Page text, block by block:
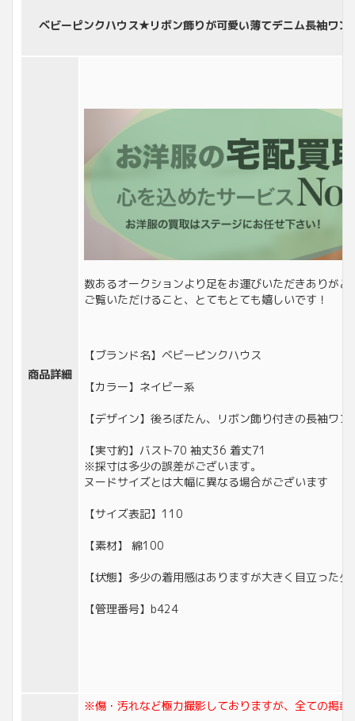
ベビーピンクハウス★リボン飾りが可愛い薄てデニム長袖ワ
商品詳細
数あるオークションより足をお運びいただきありがと
ご覧いただけること、とてもとても嬉しいです！
【ブランド名】ベビーピンクハウス
【カラー】ネイビー系
【デザイン】後ろぼたん、リボン飾り付きの長袖ワン
【実寸約】バスト70 袖丈36 着丈71
※採寸は多少の誤差がございます。
ヌードサイズとは大幅に異なる場合がございます
【サイズ表記】110
【素材】 綿100
【状態】多少の着用感はありますが大きく目立った
【管理番号】b424
※傷・汚れなど極力撮影しておりますが、全ての掲載